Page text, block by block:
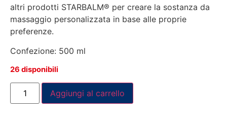
altri prodotti STARBALM® per creare la sostanza da
massaggio personalizzata in base alle proprie
preferenze.
Confezione: 500 ml
26 disponibili
Aggiungi al carrello